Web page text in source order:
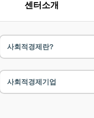
센터소개
사회적경제란?
사회적경제기업